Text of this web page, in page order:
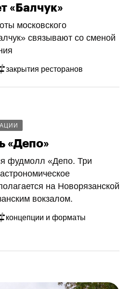
«Балчук»
московского
связывают со сменой
закрытия ресторанов
«Депо»
фудмолл «Депо. Три
на Новорязанской
вокзалом.
концепции и форматы